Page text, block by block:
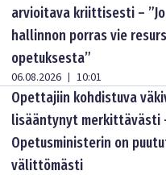
arvioitava kriittisesti –
hallinnon porras vie
opetuksesta”
06.08.2026 | 10:01
Opettajiin kohdistuva
lisääntynyt merkittävästi
Opetusministerin on
välittömästi